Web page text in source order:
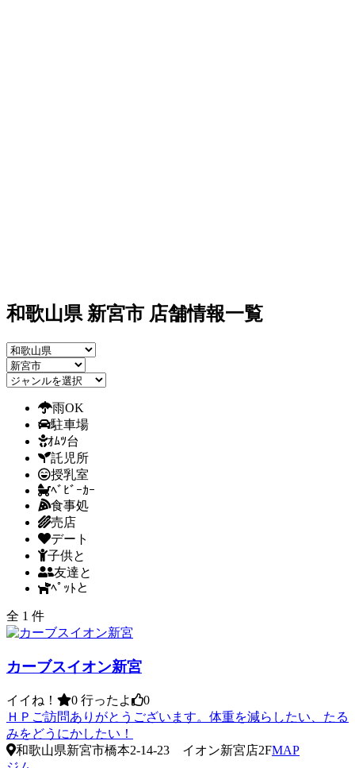
和歌山県 新宮市 店舗情報一覧
雨OK
駐車場
ｵﾑﾂ台
託児所
授乳室
ﾍﾞﾋﾞｰｶｰ
食事処
売店
デート
子供と
友達と
ﾍﾟｯﾄと
全 1 件
カーブスイオン新宮
イイね！ 0 行ったよ
0
ＨＰご訪問ありがとうございます。体重を減らしたい、たる
みをどうにかしたい！
和歌山県新宮市橋本2-14-23 イオン新宮店2FMAP